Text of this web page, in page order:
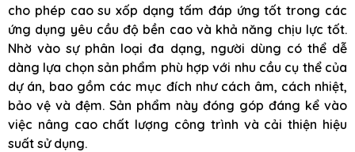
cho phép cao su xốp dạng tấm đáp ứng tốt trong các
ứng dụng yêu cầu độ bền cao và khả năng chịu lực tốt.
Nhờ vào sự phân loại đa dạng, người dùng có thể dễ
dàng lựa chọn sản phẩm phù hợp với nhu cầu cụ thể của
dự án, bao gồm các mục đích như cách âm, cách nhiệt,
bảo vệ và đệm. Sản phẩm này đóng góp đáng kể vào
việc nâng cao chất lượng công trình và cải thiện hiệu
suất sử dụng.